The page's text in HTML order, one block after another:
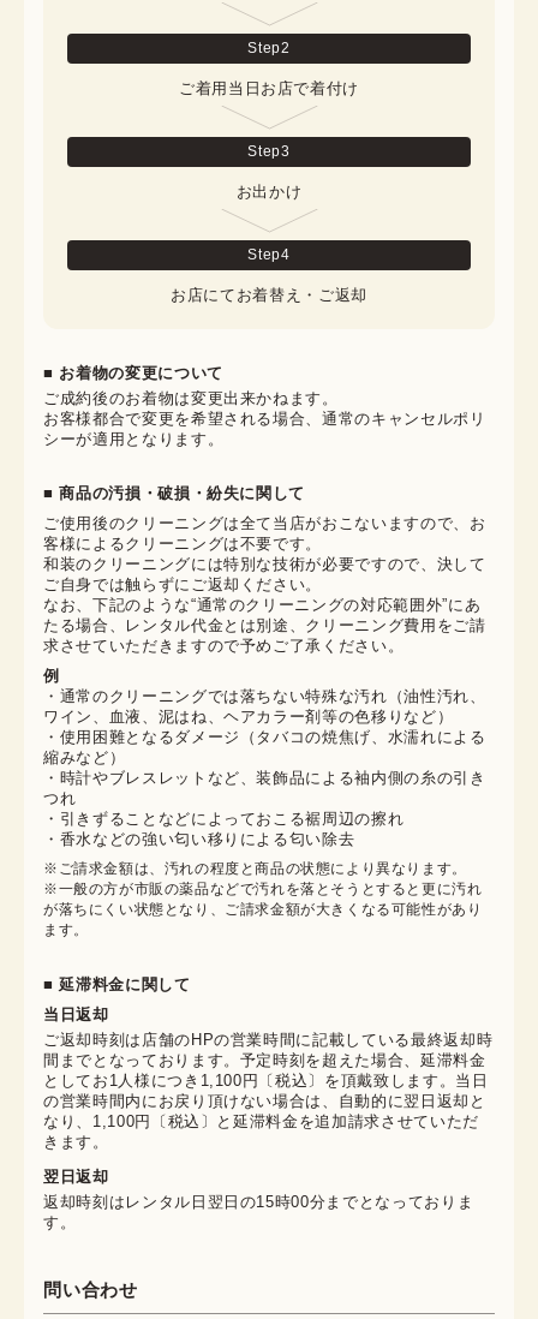
Step2
ご着用当日お店で着付け
Step3
お出かけ
Step4
お店にてお着替え・ご返却
■ お着物の変更について
ご成約後のお着物は変更出来かねます。
お客様都合で変更を希望される場合、通常のキャンセルポリ
シーが適用となります。
■ 商品の汚損・破損・紛失に関して
ご使用後のクリーニングは全て当店がおこないますので、お
客様によるクリーニングは不要です。
和装のクリーニングには特別な技術が必要ですので、決して
ご自身では触らずにご返却ください。
なお、下記のような“通常のクリーニングの対応範囲外”にあ
たる場合、レンタル代金とは別途、クリーニング費用をご請
求させていただきますので予めご了承ください。
例
・通常のクリーニングでは落ちない特殊な汚れ（油性汚れ、
ワイン、血液、泥はね、ヘアカラー剤等の色移りなど）
・使用困難となるダメージ（タバコの焼焦げ、水濡れによる
縮みなど）
・時計やブレスレットなど、装飾品による袖内側の糸の引き
つれ
・引きずることなどによっておこる裾周辺の擦れ
・香水などの強い匂い移りによる匂い除去
※ご請求金額は、汚れの程度と商品の状態により異なります。
※一般の方が市販の薬品などで汚れを落とそうとすると更に汚れ
が落ちにくい状態となり、ご請求金額が大きくなる可能性があり
ます。
■ 延滞料金に関して
当日返却
ご返却時刻は店舗のHPの営業時間に記載している最終返却時
間までとなっております。予定時刻を超えた場合、延滞料金
としてお1人様につき1,100円〔税込〕を頂戴致します。当日
の営業時間内にお戻り頂けない場合は、自動的に翌日返却と
なり、1,100円〔税込〕と延滞料金を追加請求させていただ
きます。
翌日返却
返却時刻はレンタル日翌日の15時00分までとなっておりま
す。
問い合わせ